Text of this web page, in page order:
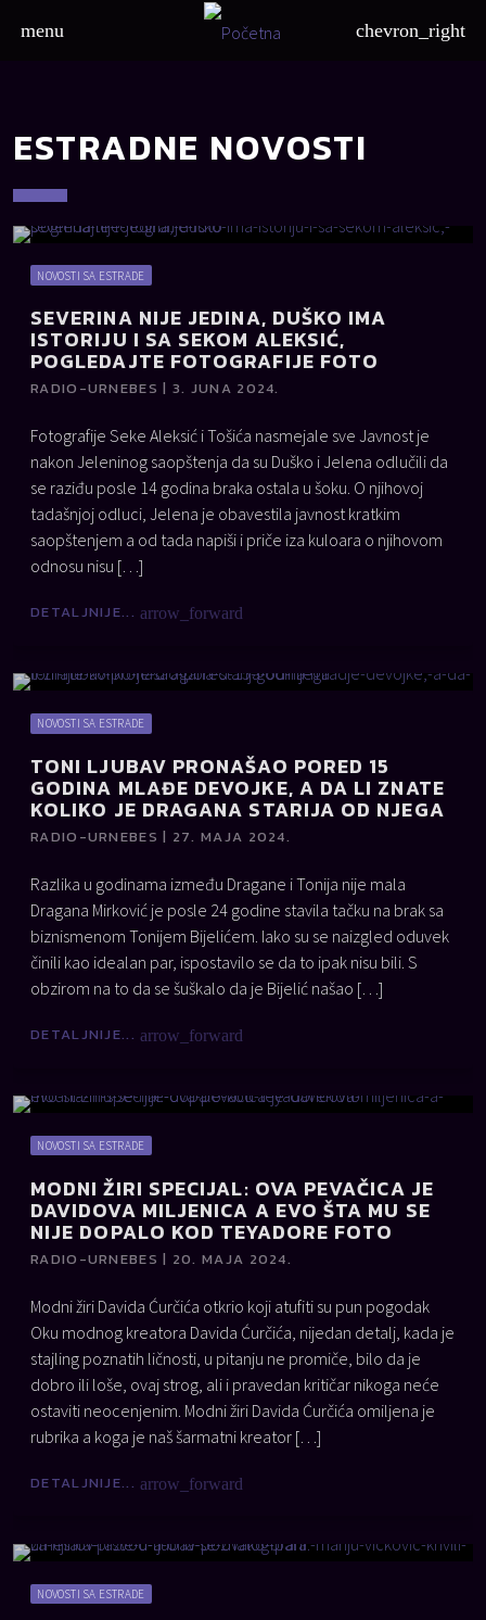
menu chevron_right
ESTRADNE NOVOSTI
NOVOSTI SA ESTRADE
SEVERINA NIJE JEDINA, DUŠKO IMA
ISTORIJU I SA SEKOM ALEKSIĆ,
POGLEDAJTE FOTOGRAFIJE FOTO
RADIO-URNEBES | 3. JUNA 2024.
Fotografije Seke Aleksić i Tošića nasmejale sve Javnost je
nakon Jeleninog saopštenja da su Duško i Jelena odlučili da
se raziđu posle 14 godina braka ostala u šoku. O njihovoj
tadašnjoj odluci, Jelena je obavestila javnost kratkim
saopštenjem a od tada napiši i priče iza kuloara o njihovom
odnosu nisu […]
DETALJNIJE...arrow_forward
NOVOSTI SA ESTRADE
TONI LJUBAV PRONAŠAO PORED 15
GODINA MLAĐE DEVOJKE, A DA LI ZNATE
KOLIKO JE DRAGANA STARIJA OD NJEGA
RADIO-URNEBES | 27. MAJA 2024.
Razlika u godinama između Dragane i Tonija nije mala
Dragana Mirković je posle 24 godine stavila tačku na brak sa
biznismenom Tonijem Bijelićem. Iako su se naizgled oduvek
činili kao idealan par, ispostavilo se da to ipak nisu bili. S
obzirom na to da se šuškalo da je Bijelić našao […]
DETALJNIJE...arrow_forward
NOVOSTI SA ESTRADE
MODNI ŽIRI SPECIJAL: OVA PEVAČICA JE
DAVIDOVA MILJENICA A EVO ŠTA MU SE
NIJE DOPALO KOD TEYADORE FOTO
RADIO-URNEBES | 20. MAJA 2024.
Modni žiri Davida Ćurčića otkrio koji atufiti su pun pogodak
Oku modnog kreatora Davida Ćurčića, nijedan detalj, kada je
stajling poznatih ličnosti, u pitanju ne promiče, bilo da je
dobro ili loše, ovaj strog, ali i pravedan kritičar nikoga neće
ostaviti neocenjenim. Modni žiri Davida Ćurčića omiljena je
rubrika a koga je naš šarmatni kreator […]
DETALJNIJE...arrow_forward
NOVOSTI SA ESTRADE